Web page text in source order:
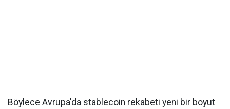
Böylece Avrupa'da stablecoin rekabeti yeni bir boyut